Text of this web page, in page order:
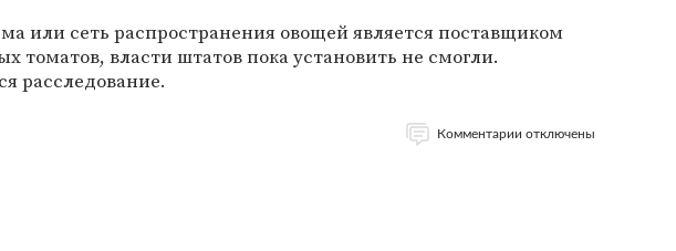
или сеть распространения овощей является поставщиком
томатов, власти штатов пока установить не смогли.
расследование.
Комментарии отключены